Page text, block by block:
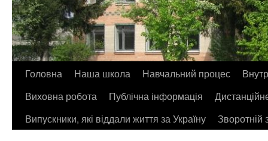
Перейти
до
контенту
Головна Наша школа Навчальний процес
Виховна робота
Публічна інформація
Випускники, які віддали життя за Україну
Зворотній